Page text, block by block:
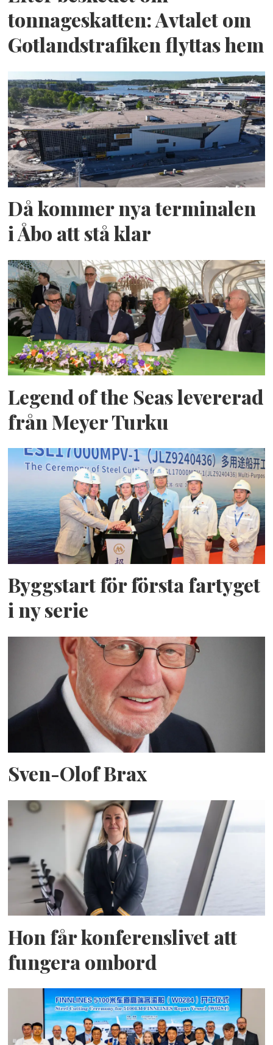
tonnageskatten: Avtalet om
Gotlandstrafiken flyttas hem
Då kommer nya terminalen
i Åbo att stå klar
Legend of the Seas levererad
från Meyer Turku
Byggstart för första fartyget
i ny serie
Sven-Olof Brax
Hon får konferenslivet att
fungera ombord